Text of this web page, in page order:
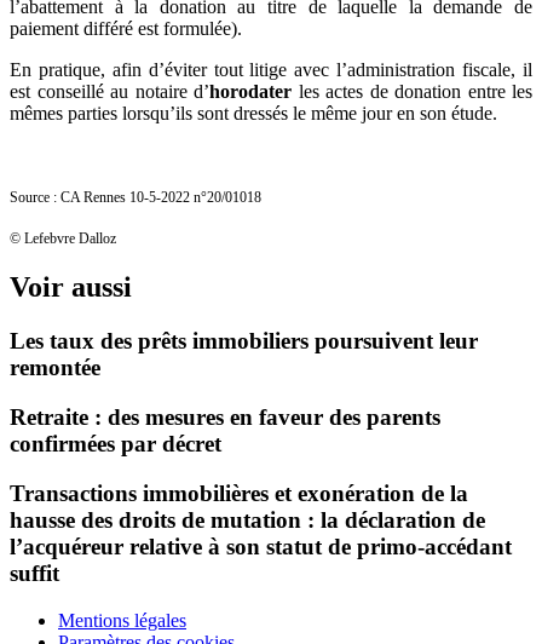
l’abattement à la donation au titre de laquelle la demande de
paiement différé est formulée).
En pratique, afin d’éviter tout litige avec l’administration fiscale, il
est conseillé au notaire d’horodater les actes de donation entre les
mêmes parties lorsqu’ils sont dressés le même jour en son étude.
Source : CA Rennes 10-5-2022 n°20/01018
© Lefebvre Dalloz
Voir aussi
Les taux des prêts immobiliers poursuivent leur
remontée
Retraite : des mesures en faveur des parents
confirmées par décret
Transactions immobilières et exonération de la
hausse des droits de mutation : la déclaration de
l’acquéreur relative à son statut de primo-accédant
suffit
Mentions légales